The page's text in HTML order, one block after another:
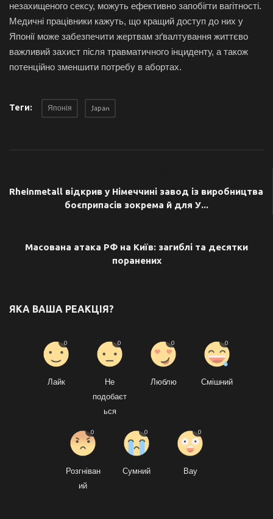
незахищеного сексу, можуть ефективно запобігти вагітності.
Медичні працівники кажуть, що кращий доступ до них у
Японії може забезпечити жертвам зґвалтування життєво
важливий захист після травматичного інциденту, а також
потенційно зменшити потребу в абортах.
Теги: Японія Japan
Rheinmetall відкрив у Німеччині завод із виробництва
боєприпасів зокрема й для У...
Масована атака РФ на Київ: загиблі та десятки
поранених
ЯКА ВАША РЕАКЦІЯ?
Лайк
0
Не
подобаєт
ься
0
Люблю
0
Смішний
0
Розгніван
ий
0
Сумний
0
Вау
0